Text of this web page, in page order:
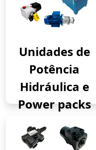
Unidades de
Potência
Hidráulica e
Power packs